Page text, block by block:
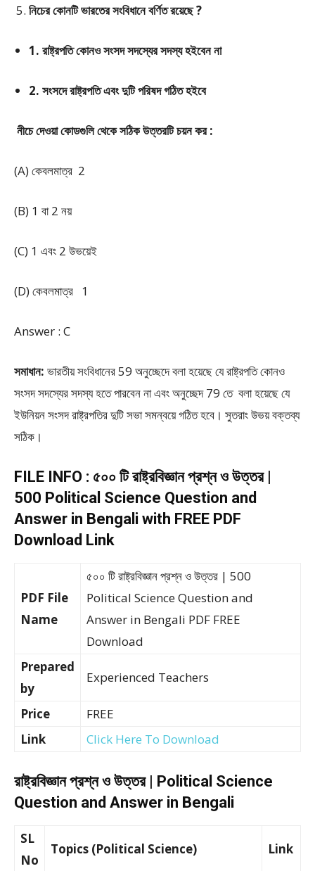
নিচের কোনটি ভারতের সংবিধানে বর্ণিত রয়েছে ?
1. রাষ্ট্রপতি কোনও সংসদ সদস্যের সদস্য হইবেন না
2. সংসদে রাষ্ট্রপতি এবং দুটি পরিষদ গঠিত হইবে
নীচে দেওয়া কোডগুলি থেকে সঠিক উত্তরটি চয়ন কর :
(A) কেবলমাত্র 2
(B) 1 বা 2 নয়
(C) 1 এবং 2 উভয়েই
(D) কেবলমাত্র 1
Answer : C
সমাধান: ভারতীয় সংবিধানের 59 অনুচ্ছেদে বলা হয়েছে যে রাষ্ট্রপতি কোনও
সংসদ সদস্যের সদস্য হতে পারবেন না এবং অনুচ্ছেদ 79 তে বলা হয়েছে যে
ইউনিয়ন সংসদ রাষ্ট্রপতির দুটি সভা সমন্বয়ে গঠিত হবে। সুতরাং উভয় বক্তব্য
সঠিক।
FILE INFO : ৫০০ টি রাষ্ট্রবিজ্ঞান প্রশ্ন ও উত্তর |
500 Political Science Question and
Answer in Bengali with FREE PDF
Download Link
PDF File
Name
৫০০ টি রাষ্ট্রবিজ্ঞান প্রশ্ন ও উত্তর | 500
Political Science Question and
Answer in Bengali PDF FREE
Download
Prepared
by
Experienced Teachers
Price
FREE
Link
Click Here To Download
রাষ্ট্রবিজ্ঞান প্রশ্ন ও উত্তর | Political Science
Question and Answer in Bengali
SL
No
Topics (Political Science) Link